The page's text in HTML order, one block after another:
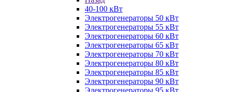
40-100 кВт
Электрогенераторы 50 кВт
Электрогенераторы 55 кВт
Электрогенераторы 60 кВт
Электрогенераторы 65 кВт
Электрогенераторы 70 кВт
Электрогенераторы 80 кВт
Электрогенераторы 85 кВт
Электрогенераторы 90 кВт
Электрогенераторы 95 кВт